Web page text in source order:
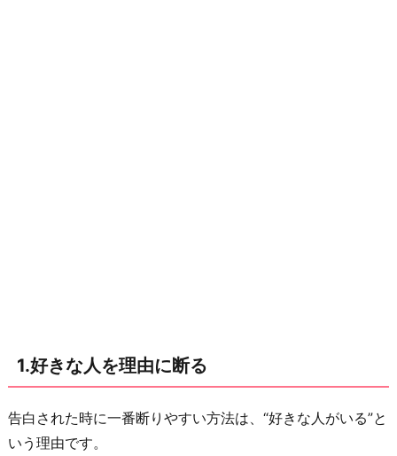
断
る
3.
仕
1.好きな人を理由に断る
告白された時に一番断りやすい方法は、“好きな人がいる”と
いう理由です。